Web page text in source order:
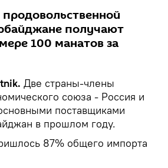
получают
100 манатов за
Две страны-члены
союза - Россия и
поставщиками
в прошлом году.
87% общего импорта